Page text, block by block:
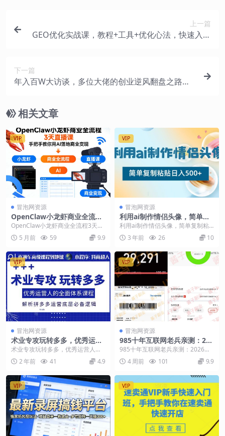
上一篇
GEO优化实战课，教程+工具+优化心法，快速入门
下一篇
年入百W大访谈，多位大佬的创业逆风翻盘之路，
方向
相关文章
VIP
冒泡网资源
OpenClaw小龙虾商业全流程
3天直播课，手把手教你用AI
落地商业变现
OpenClaw小龙虾商业全流程3天直
播课，手把手教你用AI落地商业变
现 课程介...
5 月前 59 9.9
VIP
冒泡网资源
利用ai制作情侣头像，简单复
制粘贴日入500+
利用ai制作情侣头像，简单复制粘
贴日入500+【揭秘】 利用AI进行情
侣头像的制...
3 年前 26 10
VIP
冒泡网资源
术业专攻玩转多多，优秀运营
人的全面体系课程，解析拼多
术业专攻玩转多多，优秀运营人的
全面体系课程，解析拼多多运营底
层必备逻辑 课程内容...
2 年前 41 4.9
VIP
冒泡网资源
985十年互联网老兵亲测：202
6年多个真实落地副业项目，
手把手带你搭建被动收入管道
（淘宝无人直播、TK拉新、代
985十年互联网老兵亲测：2026年
多个真实落地副业项目，手把手带
你搭建被动收入...
4 周前 101 9.9
VIP VIP